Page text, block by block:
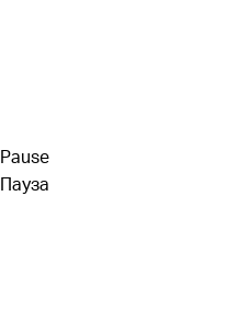
Pause
Пауза